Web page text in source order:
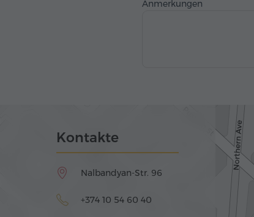
Anmerkungen
Kontakte
Nalbandyan-Str. 96
+374 10 54 60 40